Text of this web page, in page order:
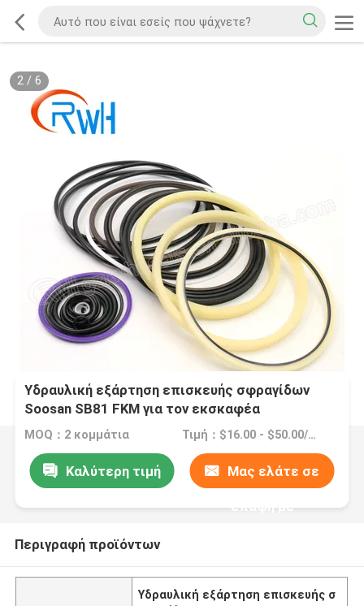
2/ 6
Υδραυλική εξάρτηση επισκευής σφραγίδων
Soosan SB81 FKM για τον εκσκαφέα
αντιολισθητικών αλυσίδων
MOQ：2 κομμάτια Τιμή：$16.00 - $50.00/Pieces
Καλύτερη τιμή Μας ελάτε σε
επαφή με
Περιγραφή προϊόντων
Υδραυλική εξάρτηση επισκευής σ